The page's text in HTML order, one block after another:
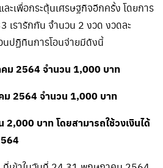
ะเพื่อกระตุ้นเศรษฐกิจอีกครั้ง โดยการ
เรารักกัน จำนวน 2 งวด งวดละ
ปฏิทินการโอนจ่ายมีดังนี้
ม 2564 จำนวน 1,000 บาท
2564 จำนวน 1,000 บาท
2,000 บาท โดยสามารถใช้วงเงินได้